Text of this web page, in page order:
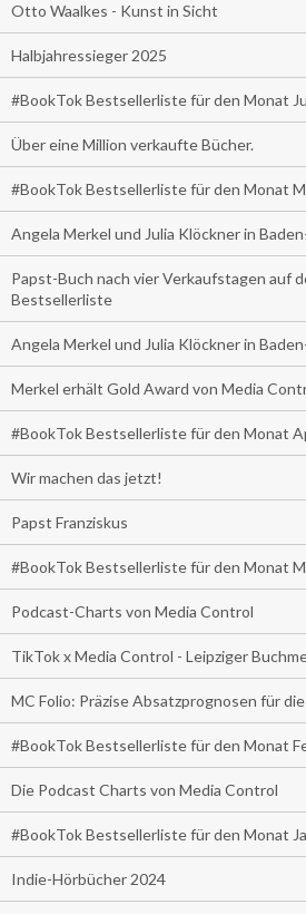
Otto Waalkes - Kunst in Sicht
Halbjahressieger 2025
#BookTok Bestsellerliste für den Monat
Über eine Million verkaufte Bücher.
#BookTok Bestsellerliste für den Monat
Angela Merkel und Julia Klöckner in
Papst-Buch nach vier Verkaufstagen auf
Bestsellerliste
Angela Merkel und Julia Klöckner in
Merkel erhält Gold Award von Media
#BookTok Bestsellerliste für den Monat
Wir machen das jetzt!
Papst Franziskus
#BookTok Bestsellerliste für den Monat
Podcast-Charts von Media Control
TikTok x Media Control - Leipziger
MC Folio: Präzise Absatzprognosen für
#BookTok Bestsellerliste für den Monat
Die Podcast Charts von Media Control
#BookTok Bestsellerliste für den Monat
Indie-Hörbücher 2024